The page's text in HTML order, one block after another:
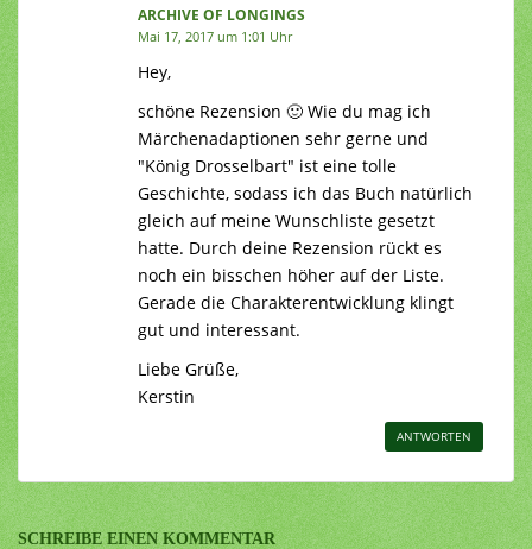
ARCHIVE OF LONGINGS
Mai 17, 2017 um 1:01 Uhr
Hey,
schöne Rezension 🙂 Wie du mag ich
Märchenadaptionen sehr gerne und
"König Drosselbart" ist eine tolle
Geschichte, sodass ich das Buch natürlich
gleich auf meine Wunschliste gesetzt
hatte. Durch deine Rezension rückt es
noch ein bisschen höher auf der Liste.
Gerade die Charakterentwicklung klingt
gut und interessant.
Liebe Grüße,
Kerstin
ANTWORTEN
SCHREIBE EINEN KOMMENTAR